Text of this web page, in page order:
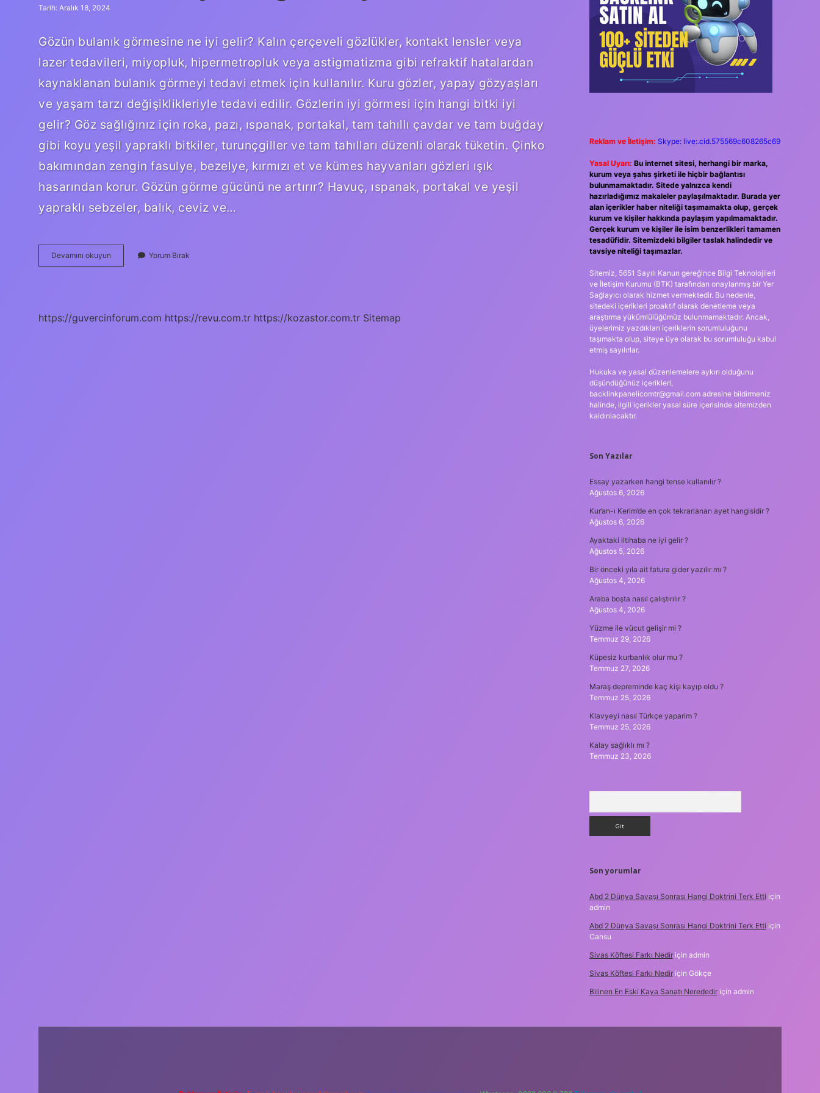
Tarih: Aralık 18, 2024
Gözün bulanık görmesine ne iyi gelir? Kalın çerçeveli gözlükler, kontakt lensler veya
lazer tedavileri, miyopluk, hipermetropluk veya astigmatizma gibi refraktif hatalardan
kaynaklanan bulanık görmeyi tedavi etmek için kullanılır. Kuru gözler, yapay gözyaşları
ve yaşam tarzı değişiklikleriyle tedavi edilir. Gözlerin iyi görmesi için hangi bitki iyi
gelir? Göz sağlığınız için roka, pazı, ıspanak, portakal, tam tahıllı çavdar ve tam buğday
gibi koyu yeşil yapraklı bitkiler, turunçgiller ve tam tahılları düzenli olarak tüketin. Çinko
bakımından zengin fasulye, bezelye, kırmızı et ve kümes hayvanları gözleri ışık
hasarından korur. Gözün görme gücünü ne artırır? Havuç, ıspanak, portakal ve yeşil
yapraklı sebzeler, balık, ceviz ve…
Devamını okuyun
Görmeye
Yorum Bırak
https://guvercinforum.com https://revu.com.tr https://kozastor.com.tr Sitemap
Reklam ve İletişim: Skype: live:.cid.575569c608265c69
Yasal Uyarı: Bu internet sitesi, herhangi bir marka,
kurum veya şahıs şirketi ile hiçbir bağlantısı
bulunmamaktadır. Sitede yalnızca kendi
hazırladığımız makaleler paylaşılmaktadır. Burada yer
alan içerikler haber niteliği taşımamakta olup, gerçek
kurum ve kişiler hakkında paylaşım yapılmamaktadır.
Gerçek kurum ve kişiler ile isim benzerlikleri tamamen
tesadüfidir. Sitemizdeki bilgiler taslak halindedir ve
tavsiye niteliği taşımazlar.
Sitemiz, 5651 Sayılı Kanun gereğince Bilgi Teknolojileri
ve İletişim Kurumu (BTK) tarafından onaylanmış bir Yer
Sağlayıcı olarak hizmet vermektedir. Bu nedenle,
sitedeki içerikleri proaktif olarak denetleme veya
araştırma yükümlülüğümüz bulunmamaktadır. Ancak,
üyelerimiz yazdıkları içeriklerin sorumluluğunu
taşımakta olup, siteye üye olarak bu sorumluluğu kabul
etmiş sayılırlar.
Hukuka ve yasal düzenlemelere aykırı olduğunu
düşündüğünüz içerikleri,
backlinkpanelicomtr@gmail.comadresine bildirmeniz
halinde, ilgili içerikler yasal süre içerisinde sitemizden
kaldırılacaktır.
Son Yazılar
Essay yazarken hangi tense kullanılır ?
Ağustos 6, 2026
Kur’an-ı Kerim’de en çok tekrarlanan ayet hangisidir ?
Ağustos 6, 2026
Ayaktaki iltihaba ne iyi gelir ?
Ağustos 5, 2026
Bir önceki yıla ait fatura gider yazılır mı ?
Ağustos 4, 2026
Araba boşta nasıl çalıştırılır ?
Ağustos 4, 2026
Yüzme ile vücut gelişir mi ?
Temmuz 29, 2026
Küpesiz kurbanlık olur mu ?
Temmuz 27, 2026
Maraş depreminde kaç kişi kayıp oldu ?
Temmuz 25, 2026
Klavyeyi nasıl Türkçe yaparim ?
Temmuz 25, 2026
Kalay sağlıklı mı ?
Temmuz 23, 2026
Son yorumlar
Abd 2 Dünya Savaşı Sonrası Hangi Doktrini Terk Etti için
admin
Abd 2 Dünya Savaşı Sonrası Hangi Doktrini Terk Etti için
Cansu
Sivas Köftesi Farkı Nediriçin admin
Sivas Köftesi Farkı Nediriçin Gökçe
Bilinen En Eski Kaya Sanatı Neredediriçin admin